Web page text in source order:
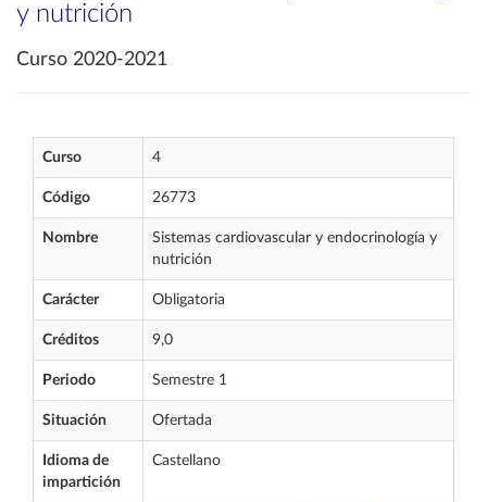
y nutrición
Curso 2020-2021
Curso 4
Código 26773
Nombre
Sistemas cardiovascular y endocrinología y
nutrición
Carácter Obligatoria
Créditos 9,0
Periodo Semestre 1
Situación Ofertada
Idioma de
impartición
Castellano